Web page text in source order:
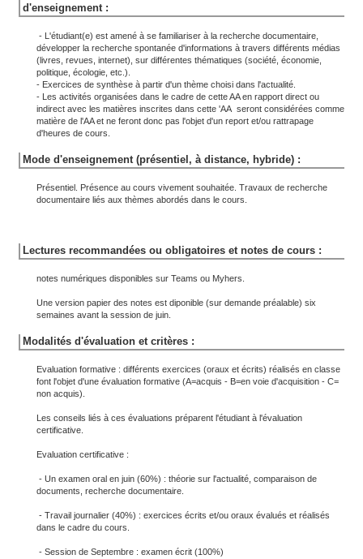
d'enseignement :
- L'étudiant(e) est amené à se familiariser à la recherche documentaire,
développer la recherche spontanée d'informations à travers différents médias
(livres, revues, internet), sur différentes thématiques (société, économie,
politique, écologie, etc.).
- Exercices de synthèse à partir d'un thème choisi dans l'actualité.
- Les activités organisées dans le cadre de cette AA en rapport direct ou
indirect avec les matières inscrites dans cette 'AA seront considérées comme
matière de l'AA et ne feront donc pas l'objet d'un report et/ou rattrapage
d'heures de cours.
Mode d'enseignement (présentiel, à distance, hybride) :
Présentiel. Présence au cours vivement souhaitée. Travaux de recherche
documentaire liés aux thèmes abordés dans le cours.
Lectures recommandées ou obligatoires et notes de cours :
notes numériques disponibles sur Teams ou Myhers.
Une version papier des notes est diponible (sur demande préalable) six
semaines avant la session de juin.
Modalités d'évaluation et critères :
Evaluation formative : différents exercices (oraux et écrits) réalisés en classe
font l'objet d'une évaluation formative (A=acquis - B=en voie d'acquisition - C=
non acquis).
Les conseils liés à ces évaluations préparent l'étudiant à l'évaluation
certificative.
Evaluation certificative :
- Un examen oral en juin (60%) : théorie sur l'actualité, comparaison de
documents, recherche documentaire.
- Travail journalier (40%) : exercices écrits et/ou oraux évalués et réalisés
dans le cadre du cours.
- Session de Septembre : examen écrit (100%)